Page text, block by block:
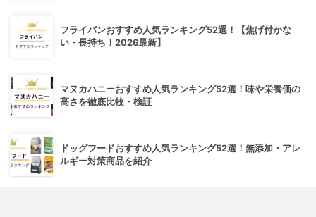
フライパンおすすめ人気ランキング52選！【焦げ付かな
い・長持ち！2026最新】
マヌカハニーおすすめ人気ランキング52選！味や栄養価の
高さを徹底比較・検証
ドッグフードおすすめ人気ランキング52選！無添加・アレ
ルギー対策商品を紹介